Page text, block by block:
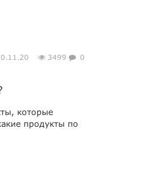
3499 0
которые
продукты по